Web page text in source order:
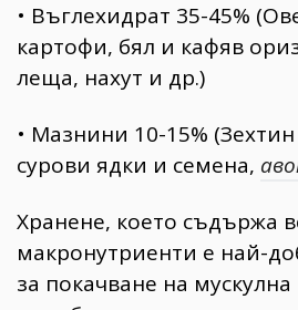
• Въглехидрат 35-45%
картофи, бял и кафяв
леща, нахут и др.)
• Мазнини 10-15%
сурови ядки и семена,
Хранене, което съдържа
макронутриенти е най-
за покачване на